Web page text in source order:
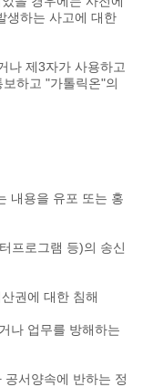
생하는 사고에 대한
나 제3자가 사용하고
하고 "가톨릭온"의
내용을 유포 또는 홍
프로그램 등)의 송신
권에 대한 침해
나 업무를 방해하는
서양속에 반하는 정